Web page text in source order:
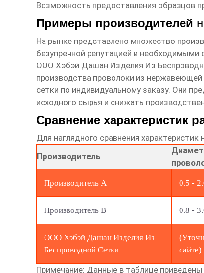
Возможность предоставления образцов
Примеры производителей
На рынке представлено множество
безупречной репутацией и
ООО Хэбэй Дашан Изделия Из
производства проволоки из
сетки по индивидуальному заказу. Они
исходного сырья и снижать
Сравнение характеристик
Для наглядного сравнения характеристик
Производитель
Производитель A 0.5 -
Производитель B 0.8 -
ООО Хэбэй Дашан Изделия Из
Беспроводной Сетки
сайте)
Примечание: Данные в таблице приведены